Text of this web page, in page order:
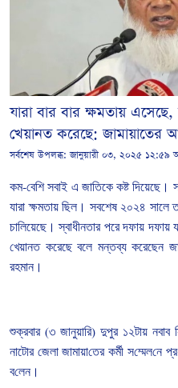
যারা বার বার ক্ষমতায়
খেয়ানত করেছে: জামায়াতের
সর্বশেষ উপলব্ধ:জানুয়ারী ০৩, ২০২৫ ১২:৫৯
কম-বেশি সবাই এ জাতিকে কষ্ট দিয়েছে।
যারা ক্ষমতায় ছিল। সবশেষ ২০২৪ সালে
চালিয়েছে। স্বাধীনতার পরে দফায় দফায়
খেয়ানত করেছে বলে মন্তব্য করেছেন
রহমান।
শুক্রবার(৩ জানুয়ারি) দুপুর ১২টায় নবাব
নাটোর জেলা জামায়াতের কর্মী সম্মেলনে
বলেন।